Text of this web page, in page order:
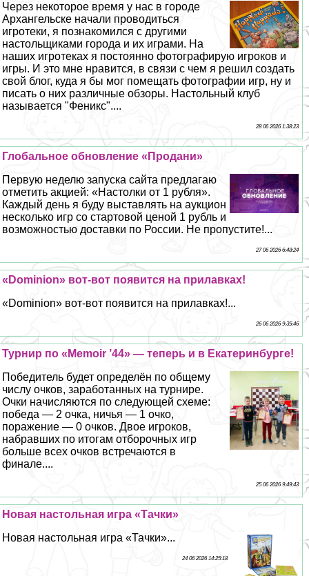
Через некоторое время у нас в городе
Архангельске начали проводиться
игротеки, я познакомился с другими
настольщиками города и их играми. На
наших игротеках я постоянно фотографирую игроков и
игры. И это мне нравится, в связи с чем я решил создать
свой блог, куда я бы мог помещать фотографии игр, ну и
писать о них различные обзоры. Настольный клуб
называется "Феникс"....
28 06 2026 1:38:23
Глобальное обновление «Продани»
Первую неделю запуска сайта предлагаю
отметить акцией: «Настолки от 1 рубля».
Каждый день я буду выставлять на аукцион
несколько игр со стартовой ценой 1 рубль и
возможностью доставки по России. Не пропустите!...
27 06 2026 6:48:24
«Dominion» вот-вот появится на прилавках!
«Dominion» вот-вот появится на прилавках!...
26 06 2026 9:35:46
Турнир по «Memoir ’44» — теперь и в Екатеринбурге!
Победитель будет определён по общему
числу очков, заработанных на турнире.
Очки начисляются по следующей схеме:
победа — 2 очка, ничья — 1 очко,
поражение — 0 очков. Двое игроков,
набравших по итогам отборочных игр
больше всех очков встречаются в
финале....
25 06 2026 9:49:43
Новая настольная игра «Тачки»
Новая настольная игра «Тачки»...
24 06 2026 14:25:18